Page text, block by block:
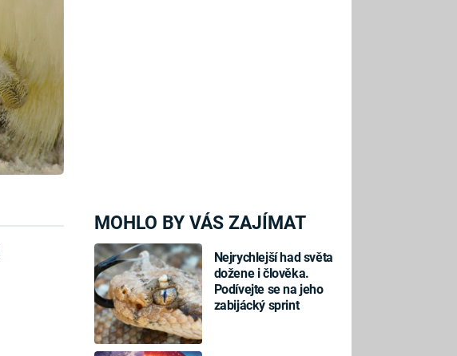
MOHLO BY VÁS ZAJÍMAT
Nejrychlejší had světa
dožene i člověka.
Podívejte se na jeho
zabijácký sprint